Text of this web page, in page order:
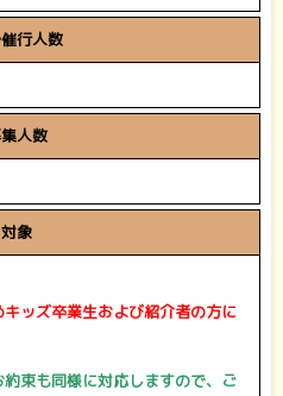
行人数
人数
対象
キッズ卒業生および紹介者の方に
束も同様に対応しますので、 ご